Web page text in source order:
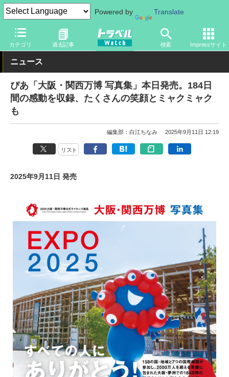
Powered by Translate
カテゴリ 過去記事 検索 Impressサイト
トラベル Watch イベント 国際博覧会 2025年大阪・関西万博
ニュース
ぴあ「大阪・関西万博 写真集」本日発売。184日
間の感動を収録、たくさんの笑顔とミャクミャク
も
編集部：白江ちなみ 2025年9月11日 12:19
リスト
2025年9月11日 発売